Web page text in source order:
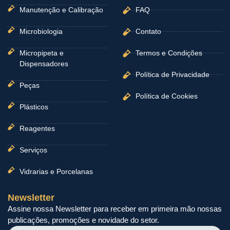
Manutenção e Calibração
Microbiologia
Micropipeta e
Dispensadores
Peças
Plásticos
Reagentes
Serviços
Vidrarias e Porcelanas
FAQ
Contato
Termos e Condições
Política de Privacidade
Política de Cookies
Newsletter
Assine nossa Newsletter para receber em primeira mão nossas
publicações, promoções e novidade do setor.